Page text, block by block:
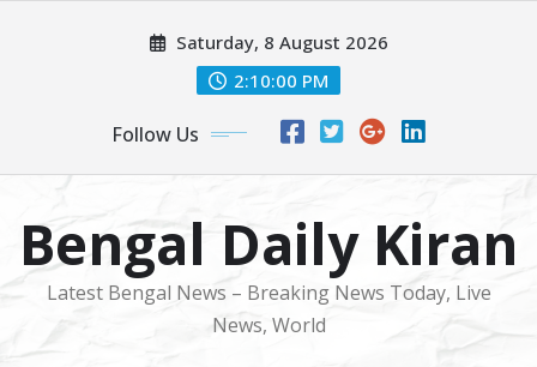
Saturday, 8 August 2026
2:10:02 PM
Follow Us
Bengal Daily Kiran
Latest Bengal News – Breaking News Today, Live
News, World